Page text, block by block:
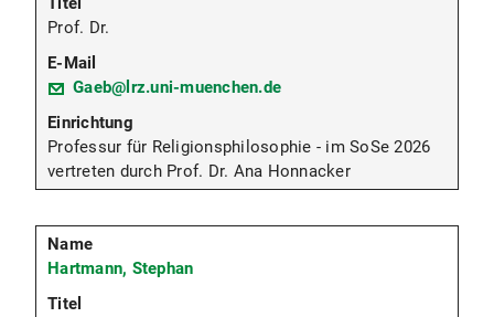
Prof. Dr.
Gaeb@lrz.uni-muenchen.de
Professur für Religionsphilosophie - im SoSe 2026
vertreten durch Prof. Dr. Ana Honnacker
Hartmann, Stephan